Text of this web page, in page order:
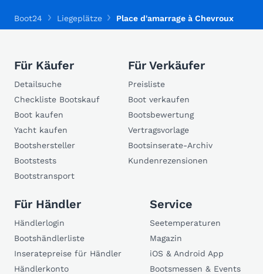
Boot24 Liegeplätze Place d'amarrage à Chevroux
Für Käufer
Detailsuche
Checkliste Bootskauf
Boot kaufen
Yacht kaufen
Bootshersteller
Bootstests
Bootstransport
Für Verkäufer
Preisliste
Boot verkaufen
Bootsbewertung
Vertragsvorlage
Bootsinserate-Archiv
Kundenrezensionen
Für Händler
Händlerlogin
Bootshändlerliste
Inseratepreise für Händler
Händlerkonto
Service
Seetemperaturen
Magazin
iOS & Android App
Bootsmessen & Events